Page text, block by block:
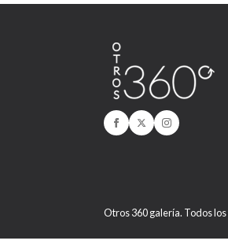
Otros 360 galería. Todos